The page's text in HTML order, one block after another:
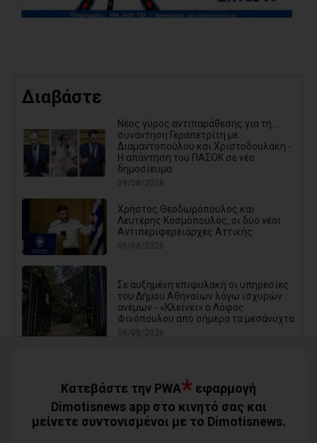
Διαβάστε
Νέος γύρος αντιπαράθεσης για τη...
συνάντηση Γεραπετρίτη με
Διαμαντοπούλου και Χριστοδουλάκη -
Η απάντηση του ΠΑΣΟΚ σε νέο
δημοσίευμα
09/08/2026
Χρήστος Θεοδωρόπουλος και
Λευτέρης Κοσμόπουλος, οι δύο νέοι
Αντιπεριφερειάρχες Αττικής
09/08/2026
Σε αυξημένη επιφυλακή οι υπηρεσίες
του Δήμου Αθηναίων λόγω ισχυρών
ανέμων - «Κλείνει» ο Λόφος
Φινόπουλου από σήμερα τα μεσάνυχτα
08/08/2026
Δωρεάν θαλάσσια μπάνια για όλα τα
ΚΑΠΗ του Δήμου Φυλής (photos)
08/08/2026
Κατεβάστε την PWA* εφαρμογή
Dimotisnews app στο κινητό σας και
μείνετε συντονισμένοι με το Dimotisnews.